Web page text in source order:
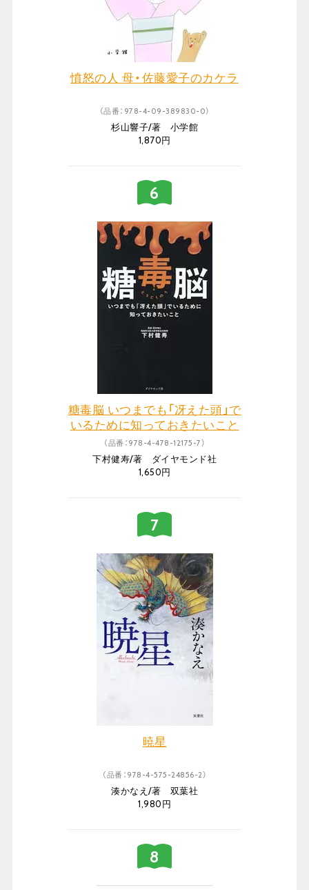
憤怒の人 母・佐藤愛子のカケラ
（品番：978-4-09-389830-0）
杉山響子/著 小学館
1,870円
糖毒脳 いつまでも「冴えた頭」で
いるために知っておきたいこと
（品番：978-4-478-12175-7）
下村健寿/著 ダイヤモンド社
1,650円
暁星
（品番：978-4-575-24856-2）
湊かなえ/著 双葉社
1,980円